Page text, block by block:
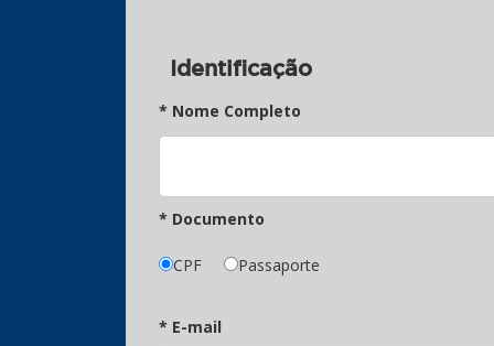
Identificação
* Nome Completo
* Documento
CPF Passaporte
* E-mail